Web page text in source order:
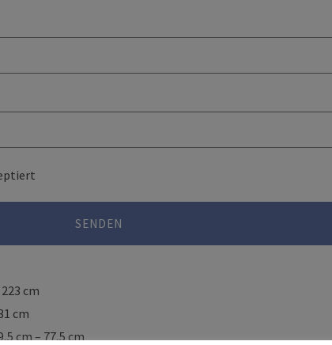
cm
cm
cm – 77,5 cm